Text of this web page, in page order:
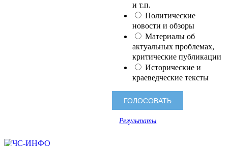
и т.п.
Политические
новости и обзоры
Материалы об
актуальных проблемах,
критические публикации
Исторические и
краеведческие тексты
Результаты